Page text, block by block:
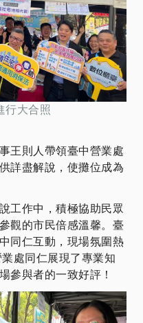
行大合照
王則人帶領臺中營業處
詳盡解說，使攤位成為
工作中，積極協助民眾
觀的市民倍感溫馨。臺
同仁互動，現場氛圍熱
處同仁展現了專業知
參與者的一致好評！